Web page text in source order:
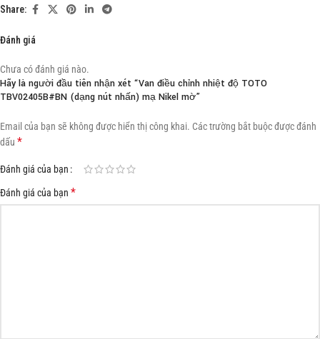
Share:
Đánh giá
Chưa có đánh giá nào.
Hãy là người đầu tiên nhận xét “Van điều chỉnh nhiệt độ TOTO
TBV02405B#BN (dạng nút nhấn) mạ Nikel mờ”
Email của bạn sẽ không được hiển thị công khai. Các trường bắt buộc được đánh
dấu *
Đánh giá của bạn
Đánh giá của bạn *